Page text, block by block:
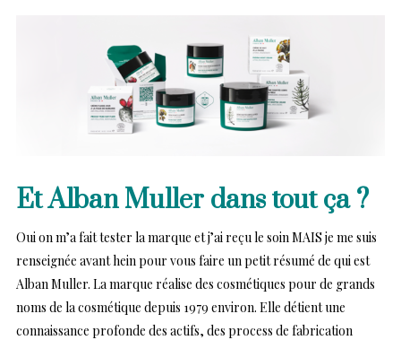
Et Alban Muller dans tout ça ?
Oui on m’a fait tester la marque et j’ai reçu le soin MAIS je me suis
renseignée avant hein pour vous faire un petit résumé de qui est
Alban Muller. La marque réalise des cosmétiques pour de grands
noms de la cosmétique depuis 1979 environ. Elle détient une
connaissance profonde des actifs, des process de fabrication